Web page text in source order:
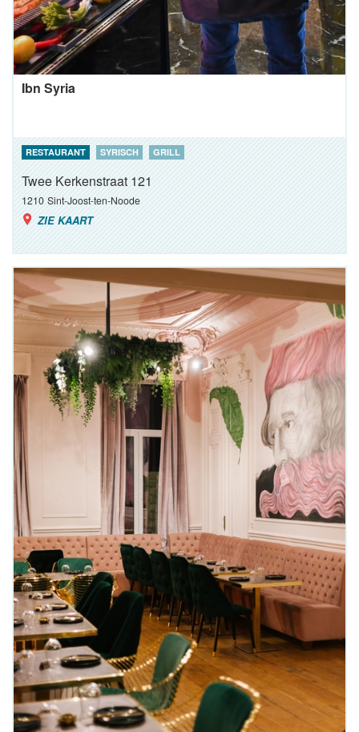
Ibn Syria
RESTAURANT SYRISCH GRILL
Twee Kerkenstraat 121
1210 Sint-Joost-ten-Noode
ZIE KAART